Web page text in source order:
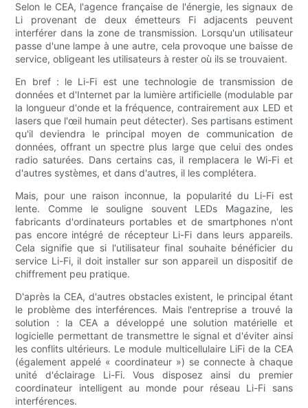
Selon le CEA, l'agence française de l'énergie, les signaux de
Li provenant de deux émetteurs Fi adjacents peuvent
interférer dans la zone de transmission. Lorsqu'un utilisateur
passe d'une lampe à une autre, cela provoque une baisse de
service, obligeant les utilisateurs à rester où ils se trouvaient.
En bref : le Li-Fi est une technologie de transmission de
données et d'Internet par la lumière artificielle (modulable par
la longueur d'onde et la fréquence, contrairement aux LED et
lasers que l'œil humain peut détecter). Ses partisans estiment
qu'il deviendra le principal moyen de communication de
données, offrant un spectre plus large que celui des ondes
radio saturées. Dans certains cas, il remplacera le Wi-Fi et
d'autres systèmes, et dans d'autres, il les complétera.
Mais, pour une raison inconnue, la popularité du Li-Fi est
lente. Comme le souligne souvent LEDs Magazine, les
fabricants d'ordinateurs portables et de smartphones n'ont
pas encore intégré de récepteur Li-Fi dans leurs appareils.
Cela signifie que si l'utilisateur final souhaite bénéficier du
service Li-Fi, il doit installer sur son appareil un dispositif de
chiffrement peu pratique.
D'après la CEA, d'autres obstacles existent, le principal étant
le problème des interférences. Mais l'entreprise a trouvé la
solution : la CEA a développé une solution matérielle et
logicielle permettant de transmettre le signal et d'éviter ainsi
les conflits ultérieurs. Le module multicellulaire LiFi de la CEA
(également appelé « coordinateur ») se connecte à chaque
unité d'éclairage Li-Fi. Vous disposez ainsi du premier
coordinateur intelligent au monde pour réseau Li-Fi sans
interférences.